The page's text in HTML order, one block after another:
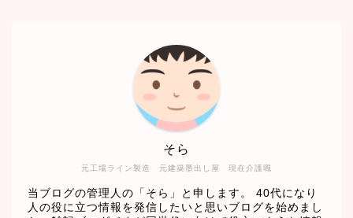
元工場ライン製造 元建築墨出し屋 現在介護職
そら
当ブログの管理人の「そら」と申します。 40代になり
人の役に立つ情報を発信したいと思いブログを始めまし